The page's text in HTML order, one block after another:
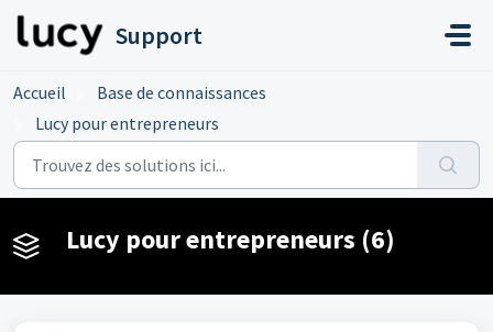
Support
Accueil
Base de connaissances
Lucy pour entrepreneurs
Lucy pour entrepreneurs (6)